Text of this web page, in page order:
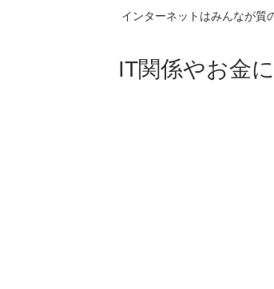
インターネットはみんなが質
IT関係やお金